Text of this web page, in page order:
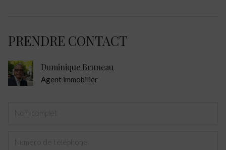
PRENDRE CONTACT
Dominique Bruneau
Agent immobilier